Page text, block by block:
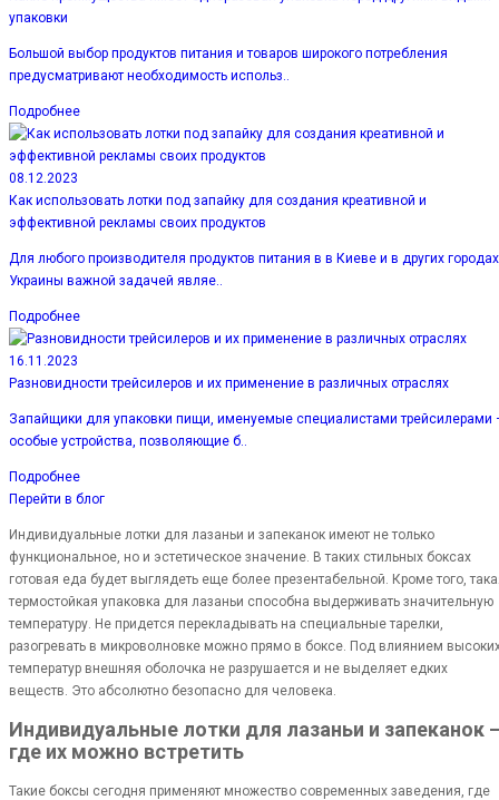
упаковки
Большой выбор продуктов питания и товаров широкого потребления
предусматривают необходимость использ..
Подробнее
08.12.2023
Как использовать лотки под запайку для создания креативной и
эффективной рекламы своих продуктов
Для любого производителя продуктов питания в в Киеве и в других городах
Украины важной задачей являе..
Подробнее
16.11.2023
Разновидности трейсилеров и их применение в различных отраслях
Запайщики для упаковки пищи, именуемые специалистами трейсилерами
особые устройства, позволяющие б..
Подробнее
Перейти в блог
Индивидуальные лотки для лазаньи и запеканок имеют не только
функциональное, но и эстетическое значение. В таких стильных боксах
готовая еда будет выглядеть еще более презентабельной. Кроме того,
термостойкая упаковка для лазаньи способна выдерживать значительную
температуру. Не придется перекладывать на специальные тарелки,
разогревать в микроволновке можно прямо в боксе. Под влиянием
температур внешняя оболочка не разрушается и не выделяет едких
веществ. Это абсолютно безопасно для человека.
Индивидуальные лотки для лазаньи и запеканок
где их можно встретить
Такие боксы сегодня применяют множество современных заведения, где